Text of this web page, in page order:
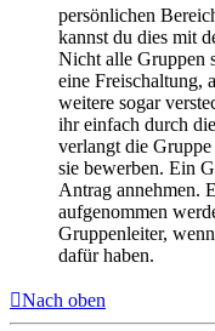
persönlichen
kannst du dies mit
Nicht alle Gruppen
eine Freischaltung,
weitere sogar
ihr einfach durch
verlangt die
sie bewerben. Ein
Antrag annehmen.
aufgenommen
Gruppenleiter,
dafür haben.
Nach oben